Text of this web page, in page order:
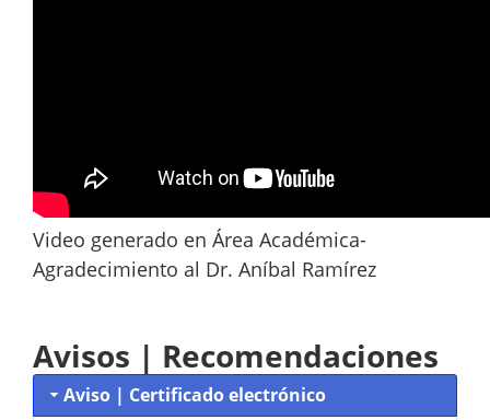
Video generado en Área Académica-
Agradecimiento al Dr. Aníbal Ramírez
Avisos | Recomendaciones
Aviso | Certificado electrónico